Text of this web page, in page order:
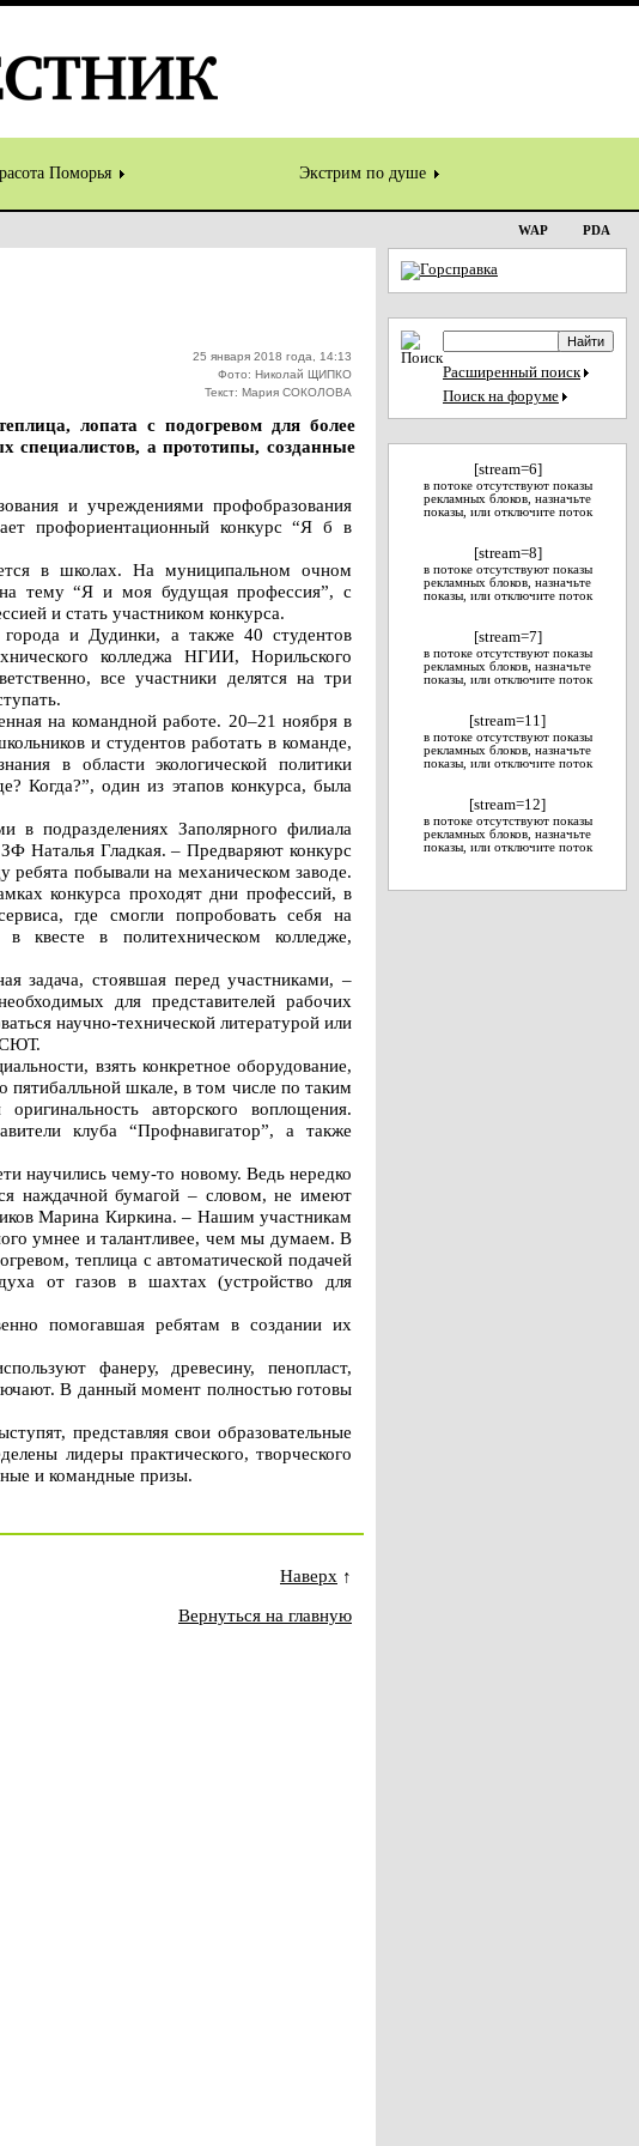
Поморья Экстрим по душе
WAP PDA
25 января 2018 года, 14:13
Фото: Николай ЩИПКО
Текст: Мария СОКОЛОВА
лопата с подогревом для более
специалистов, а прототипы, созданные
и учреждениями профобразования
профориентационный конкурс “Я б в
в школах. На муниципальном очном
тему “Я и моя будущая профессия”, с
и стать участником конкурса.
и Дудинки, а также 40 студентов
колледжа НГИИ, Норильского
все участники делятся на три
на командной работе. 20–21 ноября в
и студентов работать в команде,
в области экологической политики
Когда?”, один из этапов конкурса, была
в подразделениях Заполярного филиала
Наталья Гладкая. – Предваряют конкурс
ребята побывали на механическом заводе.
конкурса проходят дни профессий, в
где смогли попробовать себя на
квесте в политехническом колледже,
задача, стоявшая перед участниками, –
для представителей рабочих
научно-технической литературой или
СЮТ.
взять конкретное оборудование,
пятибалльной шкале, в том числе по таким
авторского воплощения.
клуба “Профнавигатор”, а также
научились чему-то новому. Ведь нередко
наждачной бумагой – словом, не имеют
Марина Киркина. – Нашим участникам
умнее и талантливее, чем мы думаем. В
теплица с автоматической подачей
от газов в шахтах (устройство для
помогавшая ребятам в создании их
фанеру, древесину, пенопласт,
В данный момент полностью готовы
представляя свои образовательные
лидеры практического, творческого
и командные призы.
Наверх ↑
Вернуться на главную
Расширенный поиск
Поиск на форуме
[stream=6]
в потоке отсутствуют показы
рекламных блоков, назначьте
показы, или отключите поток
[stream=8]
в потоке отсутствуют показы
рекламных блоков, назначьте
показы, или отключите поток
[stream=7]
в потоке отсутствуют показы
рекламных блоков, назначьте
показы, или отключите поток
[stream=11]
в потоке отсутствуют показы
рекламных блоков, назначьте
показы, или отключите поток
[stream=12]
в потоке отсутствуют показы
рекламных блоков, назначьте
показы, или отключите поток